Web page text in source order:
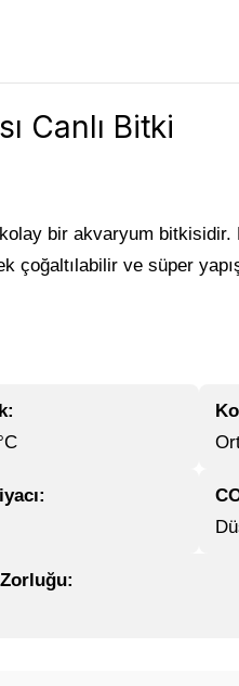
Canlı Bitki
bir akvaryum bitkisidir.
ve süper